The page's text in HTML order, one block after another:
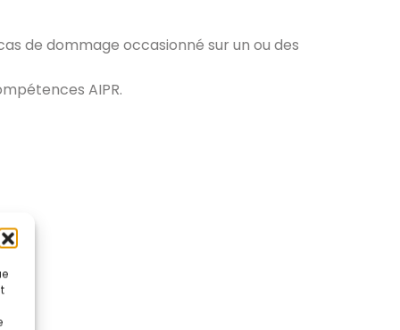
de dommage occasionné sur un ou des
AIPR.